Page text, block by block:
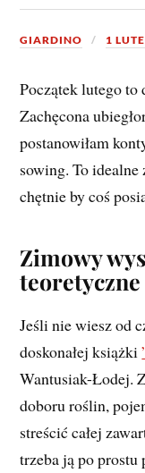
GIARDINO 1
Początek lutego
Zachęcona
postanowiłam
sowing. To
chętnie by coś
Zimowy
teoretyczne
Jeśli nie wiesz od
doskonałej książki
Wantusiak-Łodej.
doboru roślin,
streścić całej
trzeba ją po prostu